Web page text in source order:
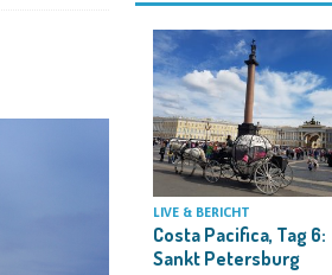
LIVE & BERICHT
Costa Pacifica, Tag 6:
Sankt Petersburg